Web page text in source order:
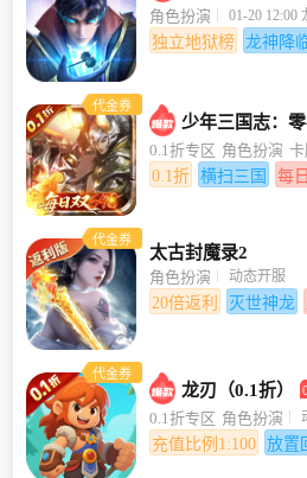
角色扮演 01-20 12:00
独立地狱榜 龙神降
代金券
少年三国志：
0.1折专区 角色扮演
0.1折 横扫三国 每
代金券
太古封魔录2
角色扮演 动态开服
20倍返利 灭世神龙
代金券
龙刃（0.1折）
0.1折专区 角色扮演
充值比例1:100 放置